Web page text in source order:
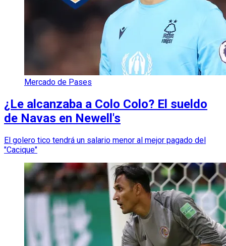
Mercado de Pases
¿Le alcanzaba a Colo Colo? El sueldo
de Navas en Newell's
El golero tico tendrá un salario menor al mejor pagado del
"Cacique"